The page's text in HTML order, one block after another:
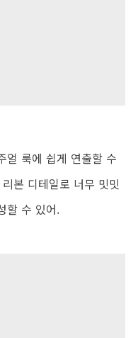
얼 룩에 쉽게 연출할 수
본 디테일로 너무 밋밋
할 수 있어.